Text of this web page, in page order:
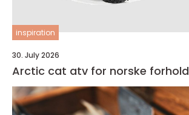
inspiration
30. July 2026
Arctic cat atv for norske forhold